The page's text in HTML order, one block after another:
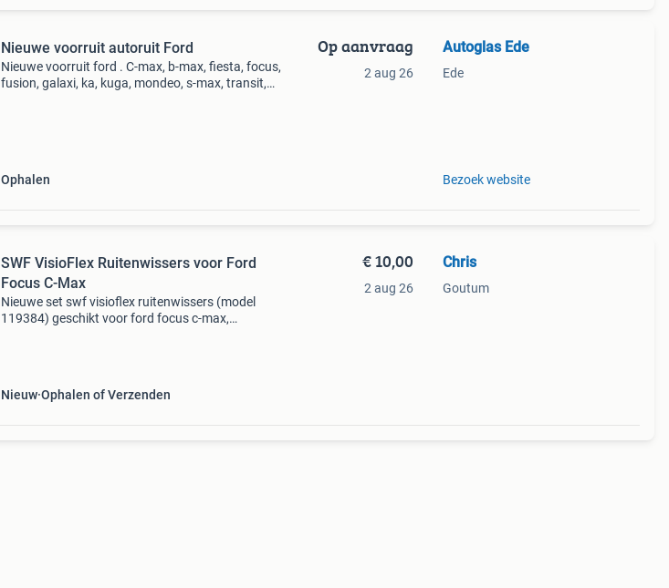
Nieuwe voorruit autoruit Ford
Nieuwe voorruit ford . C-max, b-max, fiesta, focus,
fusion, galaxi, ka, kuga, mondeo, s-max, transit,
Ophalen
Op aanvraag
2 aug 26
Autoglas Ede
Ede
Bezoek website
SWF VisioFlex Ruitenwissers voor Ford
Focus C-Max
Nieuwe set swf visioflex ruitenwissers (model
119384) geschikt voor ford focus c-max,
Nieuw Ophalen of Verzenden
€ 10,00
2 aug 26
Chris
Goutum